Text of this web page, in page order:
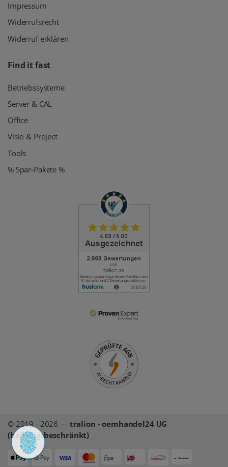
Impressum
Widerrufsrecht
Widerruf erklären
Find it fast
Betriebssysteme
Server & CAL
Office
Visio & Project
Tools
% Spar-Pakete %
© 2019 - 2026 — tralion - oemhandel24 UG
(haftungsbeschränkt)